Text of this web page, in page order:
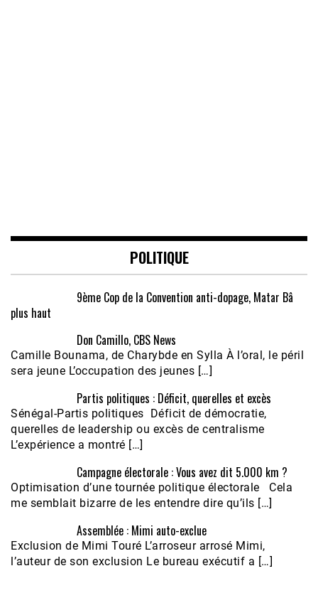
POLITIQUE
9ème Cop de la Convention anti-dopage, Matar Bâ
plus haut
Don Camillo, CBS News
Camille Bounama, de Charybde en Sylla À l’oral, le péril
sera jeune L’occupation des jeunes […]
Partis politiques : Déficit, querelles et excès
Sénégal-Partis politiques Déficit de démocratie,
querelles de leadership ou excès de centralisme
L’expérience a montré […]
Campagne électorale : Vous avez dit 5.000 km ?
Optimisation d’une tournée politique électorale Cela
me semblait bizarre de les entendre dire qu’ils […]
Assemblée : Mimi auto-exclue
Exclusion de Mimi Touré L’arroseur arrosé Mimi,
l’auteur de son exclusion Le bureau exécutif a […]